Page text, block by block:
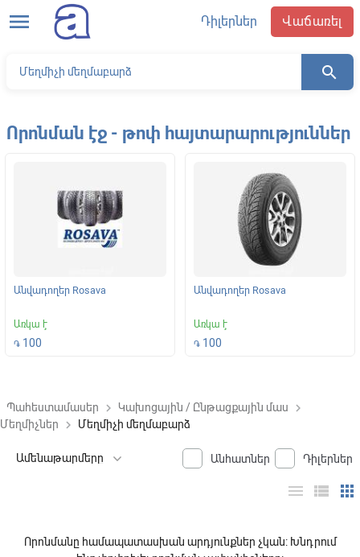
menu Դիլերներ Վաճառել
search
Որոնման էջ - թոփ հայտարարություններ
Անվադողեր Rosava
Առկա է
֏ 100
Անվադողեր Rosava
Առկա է
֏ 100
Պահեստամասեր keyboard_arrow_right Կախոցային / Ընթացքային մաս keyboard_arrow_right
Մեղմիչներ keyboard_arrow_right Մեղմիչի մեղմաբարձ
Անհատներ Դիլերներ
apps
view_list
menu
Որոնմանը համապատասխան արդյունքներ չկան: Խնդրում